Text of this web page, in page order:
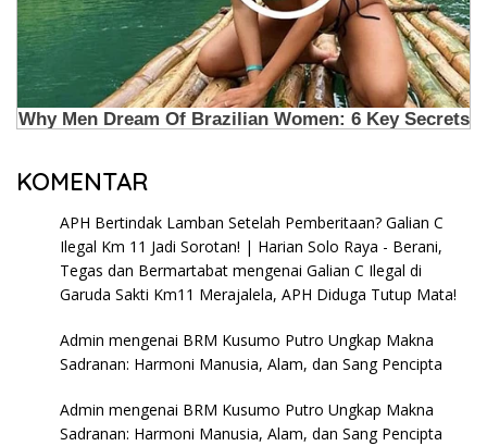
KOMENTAR
APH Bertindak Lamban Setelah Pemberitaan? Galian C
Ilegal Km 11 Jadi Sorotan! | Harian Solo Raya - Berani,
Tegas dan Bermartabat mengenai Galian C Ilegal di
Garuda Sakti Km11 Merajalela, APH Diduga Tutup Mata!
Admin mengenai BRM Kusumo Putro Ungkap Makna
Sadranan: Harmoni Manusia, Alam, dan Sang Pencipta
Admin mengenai BRM Kusumo Putro Ungkap Makna
Sadranan: Harmoni Manusia, Alam, dan Sang Pencipta